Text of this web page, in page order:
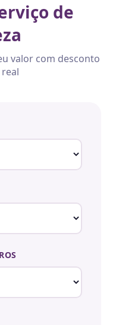
de
valor com desconto